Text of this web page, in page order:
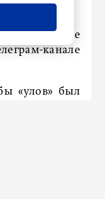
от наших не
канале
«улов» был